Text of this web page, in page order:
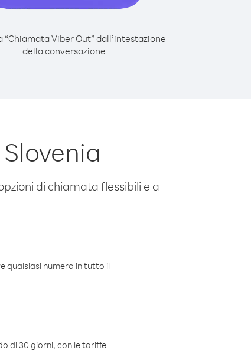
“Chiamata Viber Out” dall’intestazione
della conversazione
di chiamata flessibili e a
qualsiasi numero in tutto il
di 30 giorni, con le tariffe